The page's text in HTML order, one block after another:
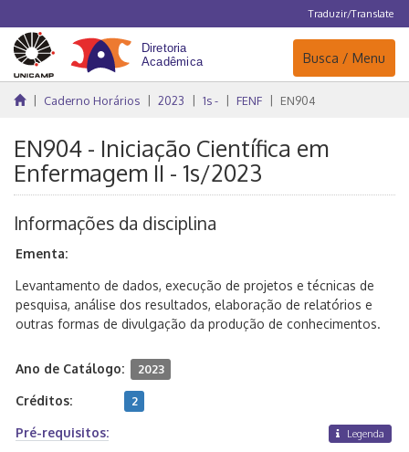
Traduzir/Translate
Navegação
Busca / Menu
Caderno Horários 2023 1s - FENF EN904
EN904 - Iniciação Científica em
Enfermagem II - 1s/2023
Informações da disciplina
Ementa:
Levantamento de dados, execução de projetos e técnicas de
pesquisa, análise dos resultados, elaboração de relatórios e
outras formas de divulgação da produção de conhecimentos.
Ano de Catálogo: 2023
Créditos: 2
Pré-requisitos: Legenda